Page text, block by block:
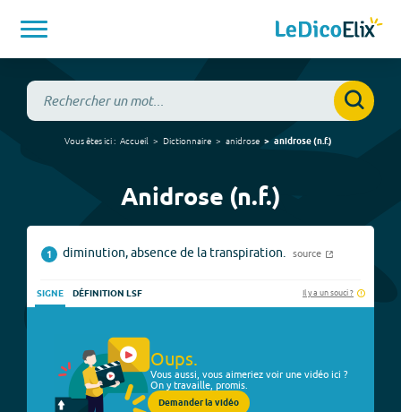
Vous êtes ici : Accueil Dictionnaire anidrose anidrose(n.f.)
Anidrose (n.f.)
1 diminution, absence de la transpiration. source
SIGNE DÉFINITION LSF Il y a un souci ?
Oups.
Vous aussi, vous aimeriez voir une vidéo ici ?
On y travaille, promis.
Demander la vidéo